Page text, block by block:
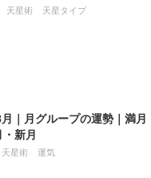
天星術 天星タイプ
｜月グループの運勢｜満月
新月
天星術 運気